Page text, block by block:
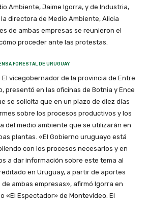
Ambiente, Jaime Igorra, y de Industria,
directora de Medio Ambiente, Alicia
de ambas empresas se reunieron el
proceder ante las protestas.
FORESTAL DE URUGUAY
El vicegobernador de la provincia de Entre
presentó en las oficinas de Botnia y Ence
se solicita que en un plazo de diez días
sobre los procesos productivos y los
del medio ambiente que se utilizarán en
plantas. «El Gobierno uruguayo está
con los procesos necesarios y en
a dar información sobre este tema al
en Uruguay, a partir de aportes
ambas empresas», afirmó Igorra en
«El Espectador» de Montevideo. El